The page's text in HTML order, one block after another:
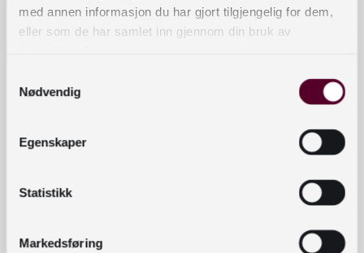
med annen informasjon du har gjort tilgjengelig for dem,
eller som de har samlet inn gjennom din bruk av
Nødvendig
Egenskaper
Statistikk
Markedsføring
Send inn bidrag
Om kompetansebanken
Tilgjengelighetserklæring
Kontaktinformasjon
bibliotekutvikling@nb.no